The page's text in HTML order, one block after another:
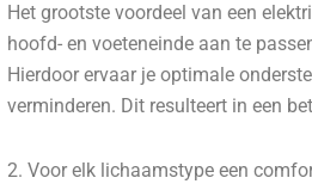
Het grootste voordeel van een
hoofd- en voeteneinde aan te
Hierdoor ervaar je optimale
verminderen. Dit resulteert in een
2. Voor elk lichaamstype een